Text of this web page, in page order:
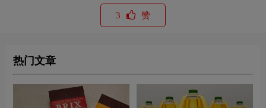
3 赞
热门文章